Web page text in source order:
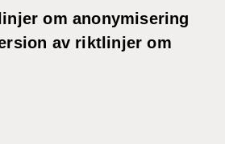
om anonymisering
av riktlinjer om